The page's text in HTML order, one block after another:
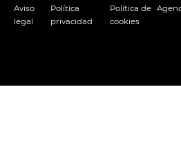
Aviso
legal
Política
privacidad
Política de
cookies